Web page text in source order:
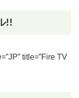
!!
title=”Fire TV